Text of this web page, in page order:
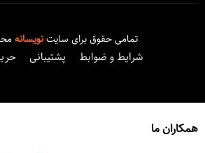
تمامی حقوق برای سایتنویسانه
شرایط و ضوابط پشتیبانی
همکاران ما